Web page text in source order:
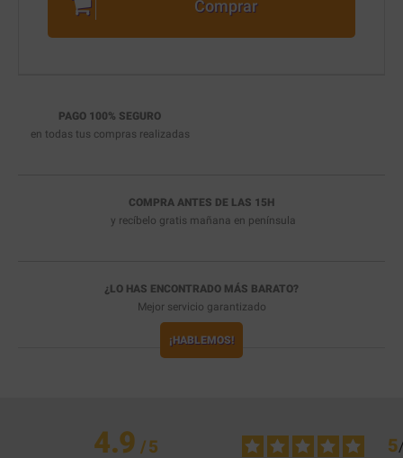
Comprar
PAGO 100% SEGURO
en todas tus compras realizadas
COMPRA ANTES DE LAS 15H
y recíbelo gratis mañana en península
¿LO HAS ENCONTRADO MÁS BARATO?
Mejor servicio garantizado
¡HABLEMOS!
4.9/5 5